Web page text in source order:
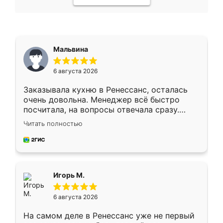
Мальвина
6 августа 2026
Заказывала кухню в Ренессанс, осталась
очень довольна. Менеджер всё быстро
посчитала, на вопросы отвечала сразу.
Замерщик приехал в субботу, подошёл к
делу со всей ответственностью. Собрали
за день, ребята работали аккуратно, даже
Читать полностью
Игорь М.
6 августа 2026
На самом деле в Ренессанс уже не первый